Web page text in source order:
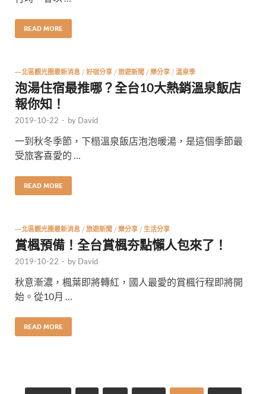
READ MORE
—北區觀光圈最新消息 / 好宿分享 / 旅遊新聞 / 樂分享 / 溫泉季
泡湯住宿最推哪？全台10大熱銷溫泉飯店
報你知！
2019-10-22 - by David
一到秋冬季節，下榻溫泉飯店泡泡暖湯，是這個季節最
受旅客喜愛的 …
READ MORE
—北區觀光圈最新消息 / 旅遊新聞 / 樂分享 / 生活分享
賞楓預備！全台賞楓夯點懶人包來了！
2019-10-22 - by David
秋意漸濃，楓葉即將轉紅，國人最愛的賞楓行程即將開
始。從10月 …
READ MORE